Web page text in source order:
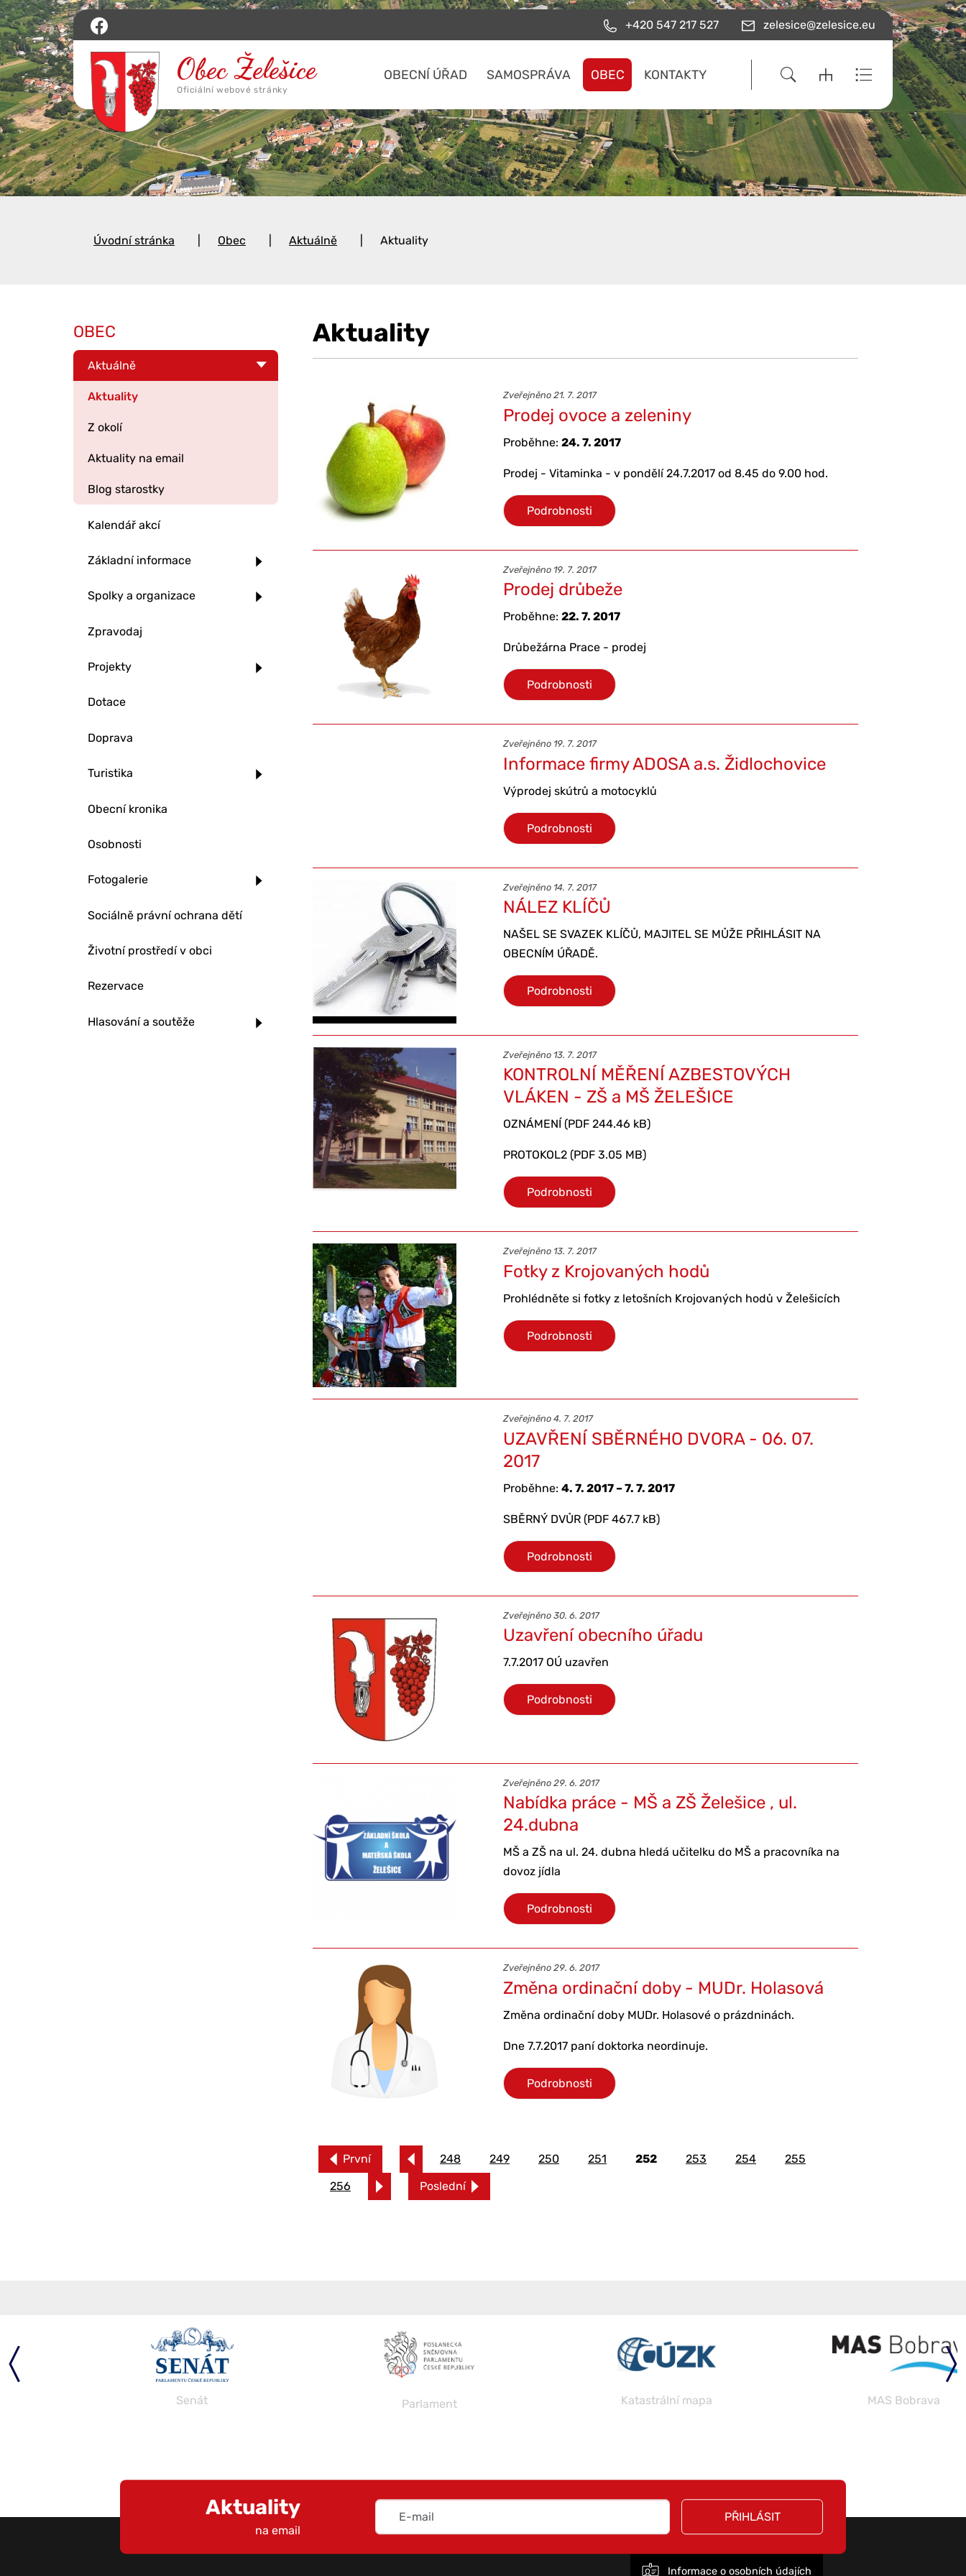
+420 547 217 527 zelesice@zelesice.eu
OBECNÍ ÚŘAD SAMOSPRÁVA OBEC KONTAKTY
Úvodní stránka Obec Aktuálně Aktuality
Aktuality
Zveřejněno 21. 7. 2017
Prodej ovoce a zeleniny
Proběhne: 24. 7. 2017
Prodej - Vitaminka - v pondělí 24.7.2017 od 8.45 do 9.00 hod.
Podrobnosti
Zveřejněno 19. 7. 2017
Prodej drůbeže
Proběhne: 22. 7. 2017
Drůbežárna Prace - prodej
Podrobnosti
Zveřejněno 19. 7. 2017
Informace firmy ADOSA a.s. Židlochovice
Výprodej skútrů a motocyklů
Podrobnosti
Zveřejněno 14. 7. 2017
NÁLEZ KLÍČŮ
NAŠEL SE SVAZEK KLÍČŮ, MAJITEL SE MŮŽE PŘIHLÁSIT NA
OBECNÍM ÚŘADĚ.
Podrobnosti
Zveřejněno 13. 7. 2017
KONTROLNÍ MĚŘENÍ AZBESTOVÝCH
VLÁKEN - ZŠ a MŠ ŽELEŠICE
OZNÁMENÍ (PDF 244.46 kB)
PROTOKOL2 (PDF 3.05 MB)
Podrobnosti
Zveřejněno 13. 7. 2017
Fotky z Krojovaných hodů
Prohlédněte si fotky z letošních Krojovaných hodů v Želešicích
Podrobnosti
Zveřejněno 4. 7. 2017
UZAVŘENÍ SBĚRNÉHO DVORA - 06. 07.
2017
Proběhne: 4. 7. 2017 – 7. 7. 2017
SBĚRNÝ DVŮR (PDF 467.7 kB)
Podrobnosti
Zveřejněno 30. 6. 2017
Uzavření obecního úřadu
7.7.2017 OÚ uzavřen
Podrobnosti
Zveřejněno 29. 6. 2017
Nabídka práce - MŠ a ZŠ Želešice , ul.
24.dubna
MŠ a ZŠ na ul. 24. dubna hledá učitelku do MŠ a pracovníka na
dovoz jídla
Podrobnosti
Zveřejněno 29. 6. 2017
Změna ordinační doby - MUDr. Holasová
Změna ordinační doby MUDr. Holasové o prázdninách.
Dne 7.7.2017 paní doktorka neordinuje.
Podrobnosti
První 248 249 250 251 252 253 254
255
256
Poslední
OBEC
Aktuálně
Aktuality
Z okolí
Aktuality na email
Blog starostky
Kalendář akcí
Základní informace
Spolky a organizace
Zpravodaj
Projekty
Dotace
Doprava
Turistika
Obecní kronika
Osobnosti
Fotogalerie
Sociálně právní ochrana dětí
Životní prostředí v obci
Rezervace
Hlasování a soutěže
Katastrální mapa MAS Bobrava
Aktuality
na email
PŘIHLÁSIT
Informace o osobních údajích